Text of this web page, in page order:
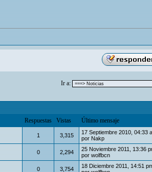
Ir a:
Respuestas Vistas Último mensaje
1 3,315
17 Septiembre 2010, 04:33
por Nakp
0 2,294
25 Noviembre 2011, 13:36
por wolfbcn
0 3,754
18 Diciembre 2011, 14:51